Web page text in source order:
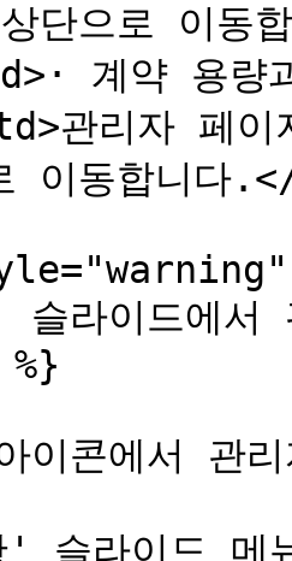
단으로 이
계약 용량
관리자 페이
이동합니
라이드에서
콘에서 관
슬라이드 메